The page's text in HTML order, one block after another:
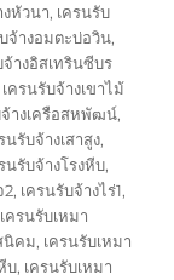
งหัวนา, เครนรับ
จ้างอมตะบ่อวิน,
จ้างอิสเทรินซีบร
เครนรับจ้างเขาไม้
จ้างเครือสหพัฒน์,
นรับจ้างเสาสูง,
นรับจ้างโรงหีบ,
2, เครนรับจ้างไร่1,
เครนรับเหมา
นิคม, เครนรับเหมา
บ, เครนรับเหมา